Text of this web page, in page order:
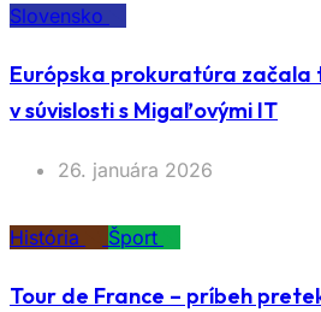
Slovensko
Európska prokuratúra začala
v súvislosti s Migaľovými IT
26. januára 2026
História Šport
Tour de France – príbeh